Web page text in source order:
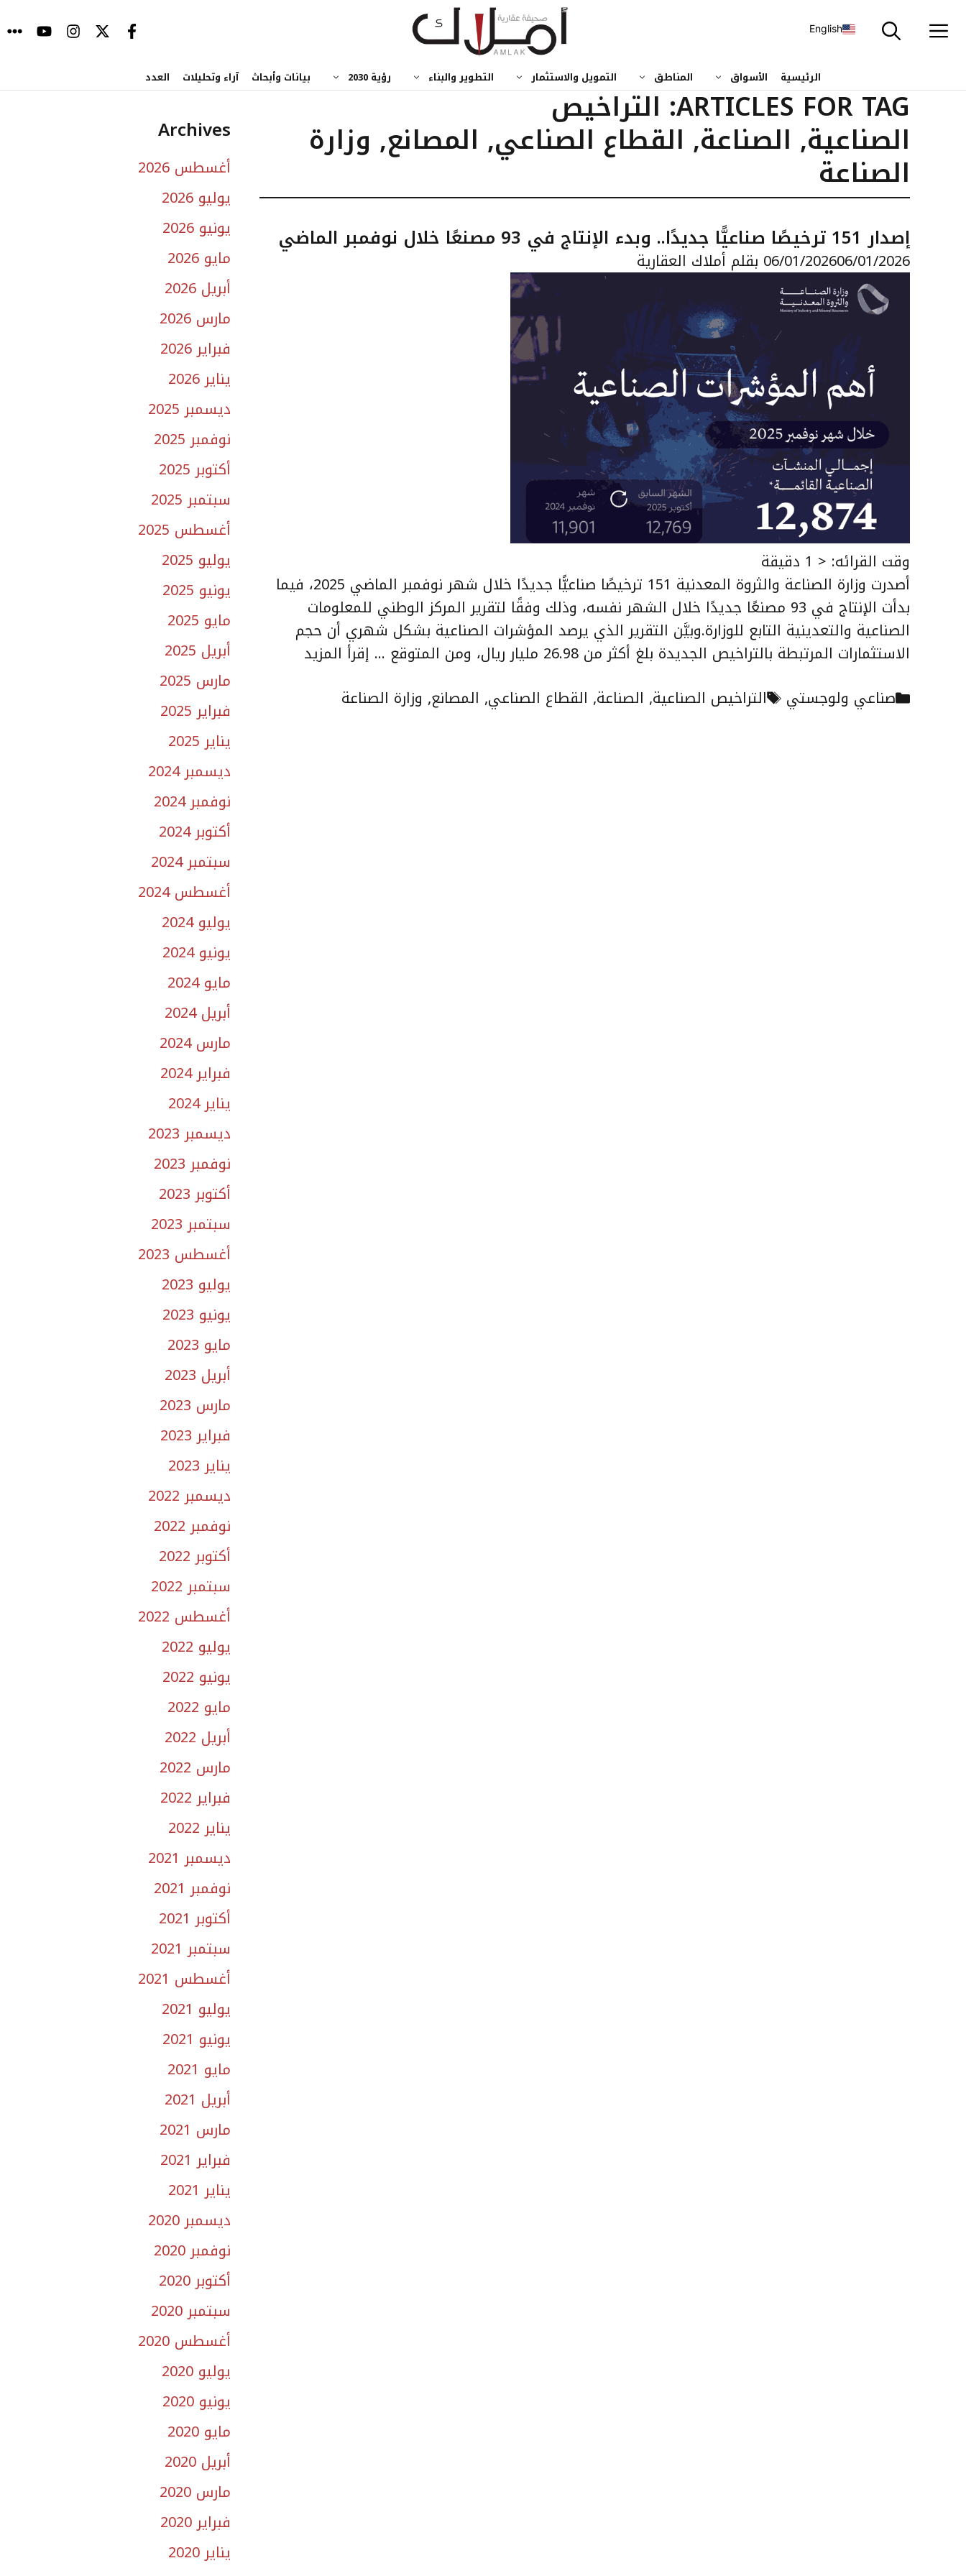
إلى
English
الرئيسية الأسواق المناطق التمويل والاستثمار التطوير والبناء رؤية 2030 بيانات وأبحاث آراء وتحليلات العدد
ARTICLES FOR TAG: التراخيص
الصناعية, الصناعة, القطاع الصناعي, المصانع, وزارة
الصناعة
إصدار 151 ترخيصًا صناعيًّا جديدًا.. وبدء الإنتاج في 93 مصنعًا خلال نوفمبر الماضي
06/01/202606/01/2026 بقلم أملاك العقارية
وقت القرائه: < 1
دقيقة
أصدرت وزارة الصناعة والثروة المعدنية 151 ترخيصًا صناعيًّا جديدًا خلال شهر نوفمبر الماضي 2025، فيما
بدأت الإنتاج في 93 مصنعًا جديدًا خلال الشهر نفسه، وذلك وفقًا لتقرير المركز الوطني للمعلومات
الصناعية والتعدينية التابع للوزارة.وبيَّن التقرير الذي يرصد المؤشرات الصناعية بشكل شهري أن حجم
الاستثمارات المرتبطة بالتراخيص الجديدة بلغ أكثر من 26.98 مليار ريال، ومن المتوقع …
إقرأ المزيد
التصنيفات
صناعي ولوجستي الوسوم
التراخيص الصناعية, الصناعة, القطاع الصناعي, المصانع, وزارة الصناعة
Archives
أغسطس 2026
يوليو 2026
يونيو 2026
مايو 2026
أبريل 2026
مارس 2026
فبراير 2026
يناير 2026
ديسمبر 2025
نوفمبر 2025
أكتوبر 2025
سبتمبر 2025
أغسطس 2025
يوليو 2025
يونيو 2025
مايو 2025
أبريل 2025
مارس 2025
فبراير 2025
يناير 2025
ديسمبر 2024
نوفمبر 2024
أكتوبر 2024
سبتمبر 2024
أغسطس 2024
يوليو 2024
يونيو 2024
مايو 2024
أبريل 2024
مارس 2024
فبراير 2024
يناير 2024
ديسمبر 2023
نوفمبر 2023
أكتوبر 2023
سبتمبر 2023
أغسطس 2023
يوليو 2023
يونيو 2023
مايو 2023
أبريل 2023
مارس 2023
فبراير 2023
يناير 2023
ديسمبر 2022
نوفمبر 2022
أكتوبر 2022
سبتمبر 2022
أغسطس 2022
يوليو 2022
يونيو 2022
مايو 2022
أبريل 2022
مارس 2022
فبراير 2022
يناير 2022
ديسمبر 2021
نوفمبر 2021
أكتوبر 2021
سبتمبر 2021
أغسطس 2021
يوليو 2021
يونيو 2021
مايو 2021
أبريل 2021
مارس 2021
فبراير 2021
يناير 2021
ديسمبر 2020
نوفمبر 2020
أكتوبر 2020
سبتمبر 2020
أغسطس 2020
يوليو 2020
يونيو 2020
مايو 2020
أبريل 2020
مارس 2020
فبراير 2020
يناير 2020